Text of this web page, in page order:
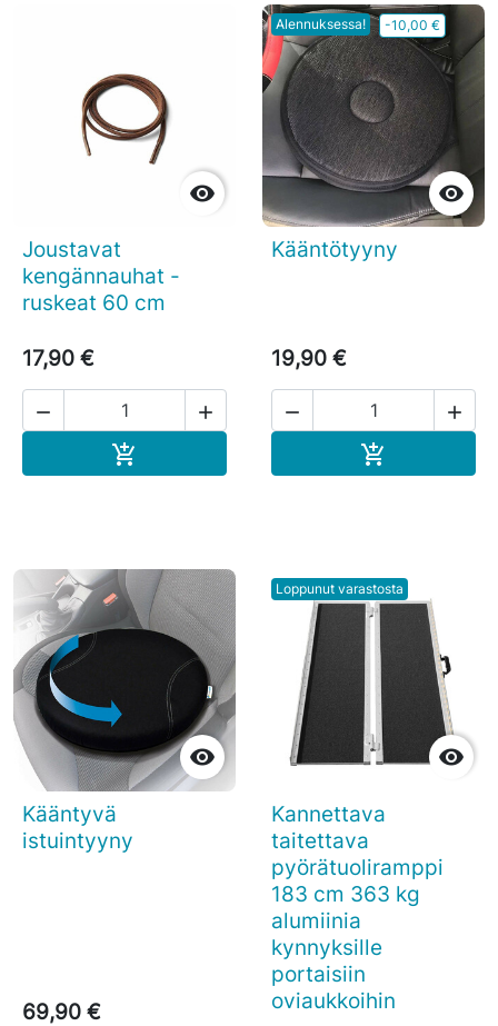

Joustavat
kengännauhat -
ruskeat 60 cm
17,90 €
 

Alennuksessa! -10,00 €

Kääntötyyny
19,90 €
 


Kääntyvä
istuintyyny
69,90 €
Loppunut varastosta

Kannettava
taitettava
pyörätuoliramppi
183 cm 363 kg
alumiinia
kynnyksille
portaisiin
oviaukkoihin